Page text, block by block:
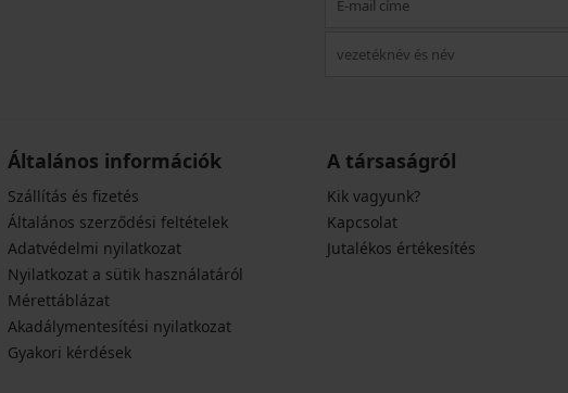
Általános információk
Szállítás és fizetés
Általános szerződési feltételek
Adatvédelmi nyilatkozat
Nyilatkozat a sütik használatáról
Mérettáblázat
Akadálymentesítési nyilatkozat
Gyakori kérdések
A társaságról
Kik vagyunk?
Kapcsolat
Jutalékos értékesítés